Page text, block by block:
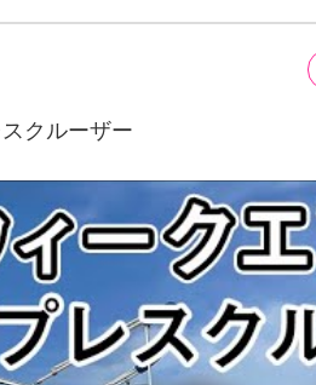
クルーザー